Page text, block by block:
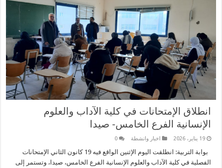
انطلاق الإمتحانات في كلية الآداب والعلوم
الإنسانية الفرع الخامس- صيدا
19 يناير، 2026 اخبار وانشطة 0
بوابة التربية: انطلقت اليوم الإثنين الواقع فيه 19 كانون الثاني الإمتحانات
الفصلية في كلية الآداب والعلوم الإنسانية الفرع الخامس، صيدا، وتستمر إلى